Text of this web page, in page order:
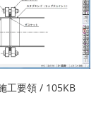
工要領 / 105KB